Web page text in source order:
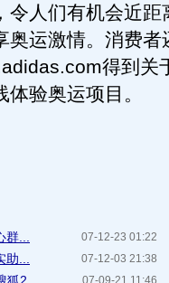
令人们有机会近距
奥运激情。消费者
得到关
验奥运项目。
07-12-23 01:22
...
07-12-03 21:38
...
07-09-21 11:46